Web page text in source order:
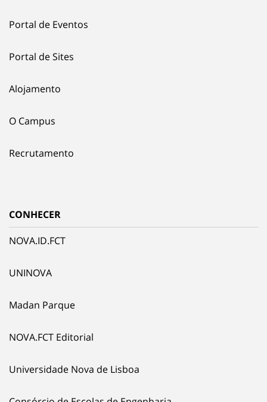
Portal de Eventos
Portal de Sites
Alojamento
O Campus
Recrutamento
CONHECER
NOVA.ID.FCT
UNINOVA
Madan Parque
NOVA.FCT Editorial
Universidade Nova de Lisboa